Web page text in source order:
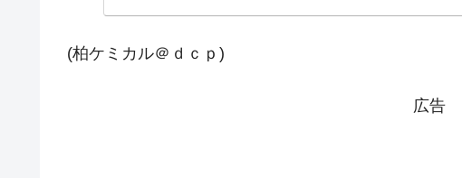
(柏ケミカル＠ｄｃｐ)
広告